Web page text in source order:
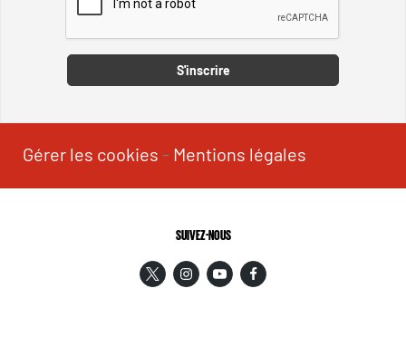
S'inscrire
Gérer les cookies - Mentions légales
SUIVEZ-NOUS